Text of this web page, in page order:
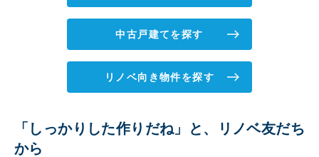
中古戸建てを探す
リノベ向き物件を探す
「しっかりした作りだね」と、リノベ友だち
から